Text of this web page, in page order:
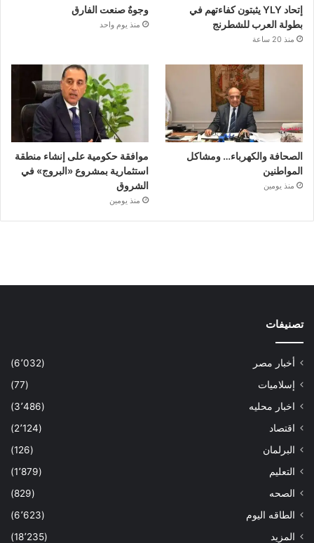
إتحاد YLY يثبتون كفاءتهم في
بطولة العرب للشطرنج
منذ 20 ساعة
وجوهٌ صنعت الفارق
منذ يوم واحد
الصحافة والكهرباء… ومشاكل
المواطنين
منذ يومين
موافقة حكومية على إنشاء منطقة
استثمارية بمشروع «البروج» في
الشروق
منذ يومين
تصنيفات
أخبار مصر
(6٬032)
إسلاميات
(77)
اخبار محليه
(3٬486)
اقتصاد
(2٬124)
البرلمان
(126)
التعليم
(1٬879)
الصحه
(829)
الطاقه اليوم
(6٬623)
المزيد
(18٬235)